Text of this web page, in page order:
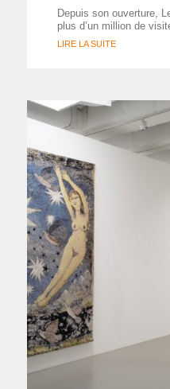
Depuis son ouverture,
plus d’un million de
LIRE LA SUITE